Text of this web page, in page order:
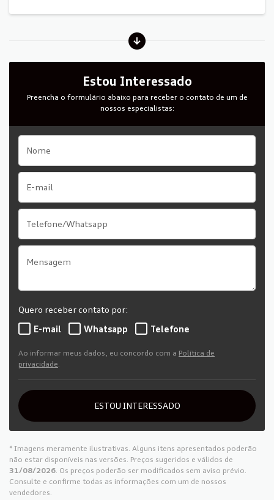
Estou Interessado
Preencha o formulário abaixo para receber o contato de um de
nossos especialistas:
Quero receber contato por:
E-mail
Whatsapp Telefone
Ao informar meus dados, eu concordo com a Política de
privacidade
ESTOU INTERESSADO
* Imagens meramente ilustrativas. Alguns itens apresentados poderão
não estar disponíveis nas versões. Preços sugeridos e válidos de
31/08/2026 . Os preços poderão ser modificados sem aviso prévio.
Consulte e confirme todas as informações com um de nossos
vendedores.